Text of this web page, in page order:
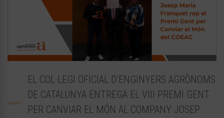
EL COL·LEGI OFICIAL D’ENGINYERS AGRÒNOMS
DE CATALUNYA ENTREGA EL VIII PREMI GENT
PER CANVIAR EL MÓN AL COMPANY JOSEP